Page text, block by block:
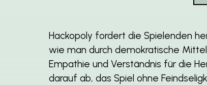
Hackopoly fordert die Spielenden
wie man durch demokratische
Empathie und Verständnis für die
darauf ab, das Spiel ohne